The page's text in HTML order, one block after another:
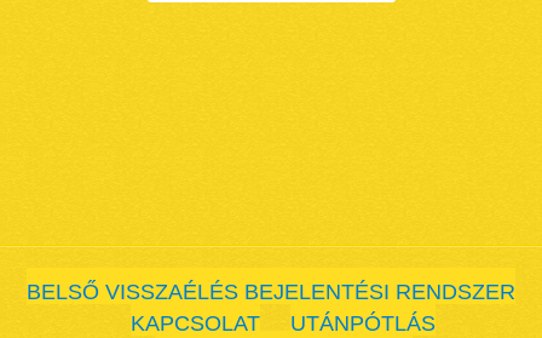
BELSŐ VISSZAÉLÉS BEJELENTÉSI RENDSZER
KAPCSOLAT
UTÁNPÓTLÁS